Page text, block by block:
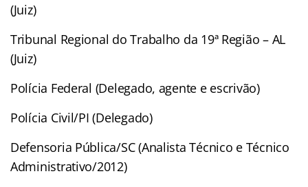
(Juiz)
Tribunal Regional do Trabalho da 19ª Região – AL
(Juiz)
Polícia Federal (Delegado, agente e escrivão)
Polícia Civil/PI (Delegado)
Defensoria Pública/SC (Analista Técnico e Técnico
Administrativo/2012)